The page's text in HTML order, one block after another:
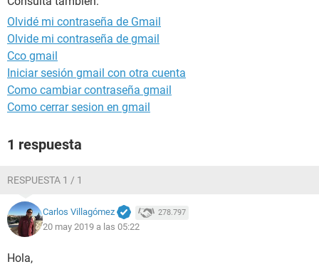
Olvidé mi contraseña de Gmail
Olvide mi contraseña de gmail
Cco gmail
Iniciar sesión gmail con otra cuenta
Como cambiar contraseña gmail
Como cerrar sesion en gmail
1 respuesta
RESPUESTA 1 / 1
Carlos Villagómez 278.797
20 may 2019 a las 05:22
Hola,